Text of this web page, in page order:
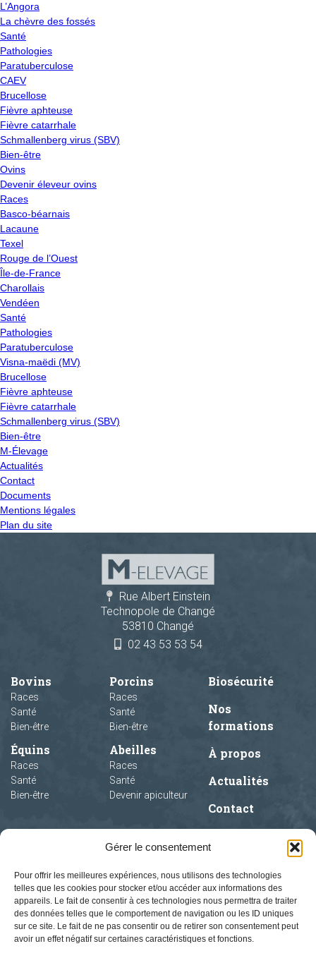
Gérer le consentement
Pour offrir les meilleures expériences, nous utilisons des technologies
telles que les cookies pour stocker et/ou accéder aux informations des
appareils. Le fait de consentir à ces technologies nous permettra de traiter
des données telles que le comportement de navigation ou les ID uniques
sur ce site. Le fait de ne pas consentir ou de retirer son consentement peut
avoir un effet négatif sur certaines caractéristiques et fonctions.
L’Angora
La chèvre des fossés
Santé
Pathologies
Paratuberculose
CAEV
Brucellose
Fièvre aphteuse
Fièvre catarrhale
Schmallenberg virus (SBV)
Bien-être
Ovins
Devenir éleveur ovins
Races
Basco-béarnais
Lacaune
Texel
Rouge de l’Ouest
Île-de-France
Charollais
Vendéen
Santé
Pathologies
Paratuberculose
Visna-maëdi (MV)
Brucellose
Fièvre aphteuse
Fièvre catarrhale
Schmallenberg virus (SBV)
Bien-être
M-Élevage
Actualités
Contact
Documents
Mentions légales
Plan du site
Rue Albert Einstein
Technopole de Changé
53810 Changé
02 43 53 53 54
Bovins
Races
Santé
Bien-être
Équins
Races
Santé
Bien-être
Porcins
Races
Santé
Bien-être
Abeilles
Races
Santé
Devenir apiculteur
Biosécurité
Nos
formations
À propos
Actualités
Contact